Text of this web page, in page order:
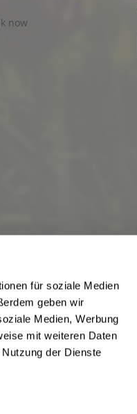
für soziale Medien
geben wir
Medien, Werbung
mit weiteren Daten
der Dienste
now